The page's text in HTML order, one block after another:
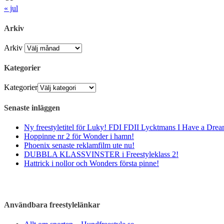
« jul
Arkiv
Arkiv
Kategorier
Kategorier
Senaste inläggen
Ny freestyletitel för Luky! FDI FDII Lycktmans I Have a
Hoppinne nr 2 för Wonder i hamn!
Phoenix senaste reklamfilm ute nu!
DUBBLA KLASSVINSTER i Freestyleklass 2!
Hattrick i nollor och Wonders första pinne!
Användbara freestylelänkar